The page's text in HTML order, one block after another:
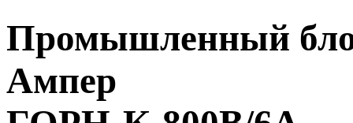
Промышленный
Ампер